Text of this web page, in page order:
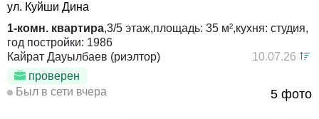
5 фото
ул. Куйши Дина
1-комн. квартира,3/5 этаж,площадь: 35 м²,кухня: студия,
год постройки: 1986
Кайрат Дауылбаев (риэлтор)
проверен
10.07.26
Был в сети вчера